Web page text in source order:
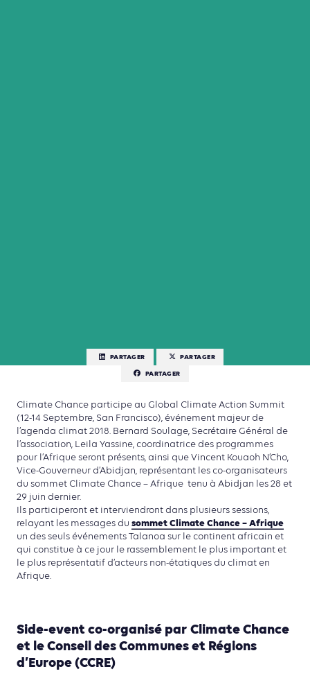
PARTAGER
PARTAGER
PARTAGER
Climate Chance participe au Global Climate Action Summit
(12-14 Septembre, San Francisco), événement majeur de
l’agenda climat 2018. Bernard Soulage, Secrétaire Général de
l’association, Leila Yassine, coordinatrice des programmes
pour l’Afrique seront présents, ainsi que Vincent Kouaoh N’Cho,
Vice-Gouverneur d’Abidjan, représentant les co-organisateurs
du sommet Climate Chance – Afrique tenu à Abidjan les 28 et
29 juin dernier.
Ils participeront et interviendront dans plusieurs sessions,
relayant les messages du sommet Climate Chance – Afrique
un des seuls événements Talanoa sur le continent africain et
qui constitue à ce jour le rassemblement le plus important et
le plus représentatif d’acteurs non-étatiques du climat en
Afrique.
Side-event co-organisé par Climate Chance
et le Conseil des Communes et Régions
d’Europe (CCRE)